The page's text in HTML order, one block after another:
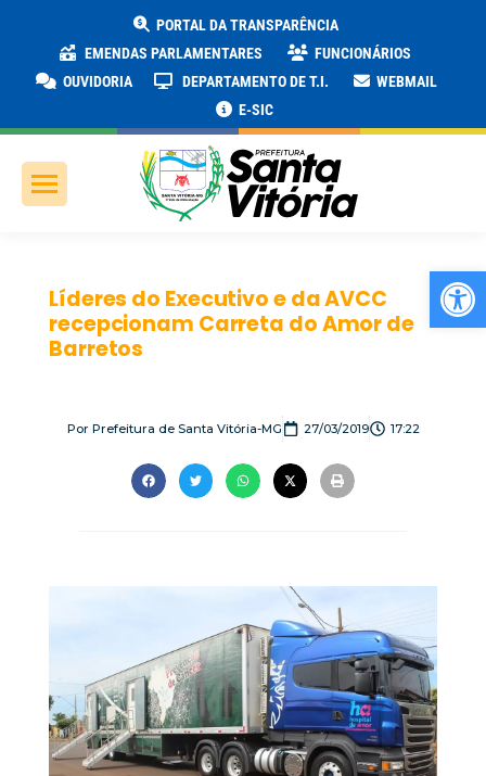
PORTAL DA TRANSPARÊNCIA
EMENDAS PARLAMENTARES
FUNCIONÁRIOS
OUVIDORIA
DEPARTAMENTO DE T.I.
WEBMAIL
E-SIC
Líderes do Executivo e da AVCC
recepcionam Carreta do Amor de
Barretos
PorPrefeitura de Santa Vitória-MG 27/03/2019 17:22